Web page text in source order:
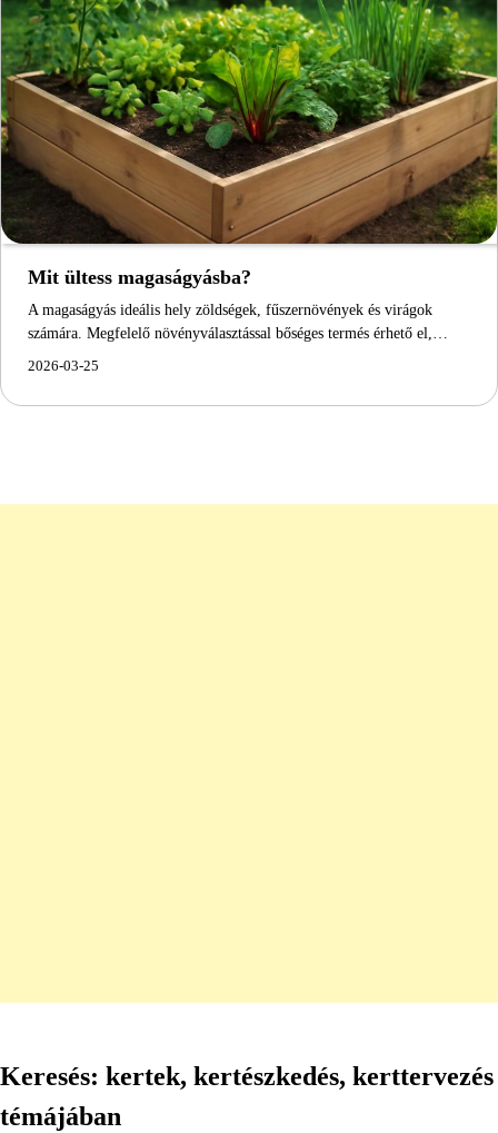
Mit ültess magaságyásba?
A magaságyás ideális hely zöldségek, fűszernövények és virágok
számára. Megfelelő növényválasztással bőséges termés érhető el,…
2026-03-25
Keresés: kertek, kertészkedés, kerttervezés
témájában